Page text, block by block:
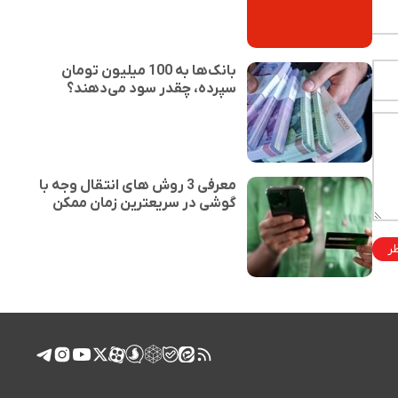
بانک‌ها به 100 میلیون تومان
سپرده، چقدر سود می‌دهند؟
معرفی 3 روش های انتقال وجه با
گوشی در سریعترین زمان ممکن